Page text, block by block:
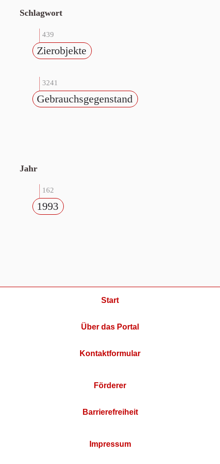
Schlagwort
439
Zierobjekte
3241
Gebrauchsgegenstand
Jahr
162
1993
Start
Über das Portal
Kontaktformular
Förderer
Barrierefreiheit
Impressum